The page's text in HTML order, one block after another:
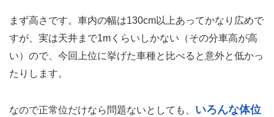
まず高さです。車内の幅は130cm以上あってかなり広めで
すが、実は天井まで1mくらいしかない（その分車高が高
い）ので、今回上位に挙げた車種と比べると意外と低かっ
たりします。
なので正常位だけなら問題ないとしても、 いろんな体位